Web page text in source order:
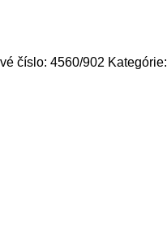
číslo: 4560/902 Kategórie: